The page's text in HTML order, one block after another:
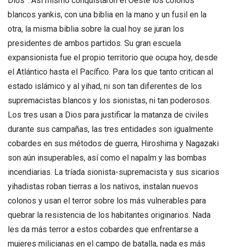
blancos yankis, con una biblia en la mano y un fusil en la
otra, la misma biblia sobre la cual hoy se juran los
presidentes de ambos partidos. Su gran escuela
expansionista fue el propio territorio que ocupa hoy, desde
el Atlántico hasta el Pacífico. Para los que tanto critican al
estado islámico y al yihad, ni son tan diferentes de los
supremacistas blancos y los sionistas, ni tan poderosos.
Los tres usan a Dios para justificar la matanza de civiles
durante sus campañas, las tres entidades son igualmente
cobardes en sus métodos de guerra, Hiroshima y Nagazaki
son aún insuperables, así como el napalm y las bombas
incendiarias. La tríada sionista-supremacista y sus sicarios
yihadistas roban tierras a los nativos, instalan nuevos
colonos y usan el terror sobre los más vulnerables para
quebrar la resistencia de los habitantes originarios. Nada
les da más terror a estos cobardes que enfrentarse a
mujeres milicianas en el campo de batalla, nada es más